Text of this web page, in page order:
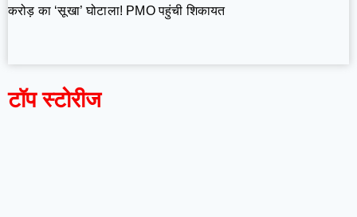
करोड़ का ‘सूखा’ घोटाला! PMO पहुंची शिकायत
टॉप स्टोरीज